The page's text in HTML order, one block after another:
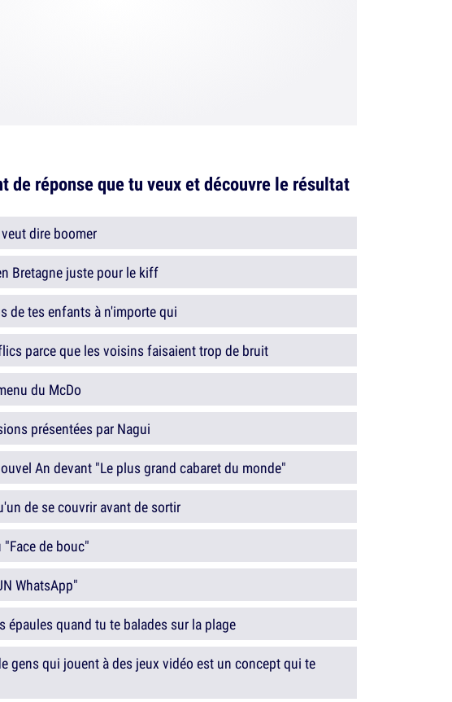
de réponse que tu veux et découvre le résultat
dire boomer
Bretagne juste pour le kiff
de tes enfants à n'importe qui
parce que les voisins faisaient trop de bruit
du McDo
présentées par Nagui
An devant "Le plus grand cabaret du monde"
de se couvrir avant de sortir
de bouc"
WhatsApp"
épaules quand tu te balades sur la plage
gens qui jouent à des jeux vidéo est un concept qui te